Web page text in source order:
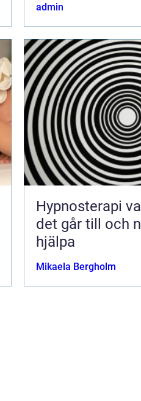
admin
Hypnosterapi vad det Är, hur
det går till och
hjälpa
Mikaela Bergholm